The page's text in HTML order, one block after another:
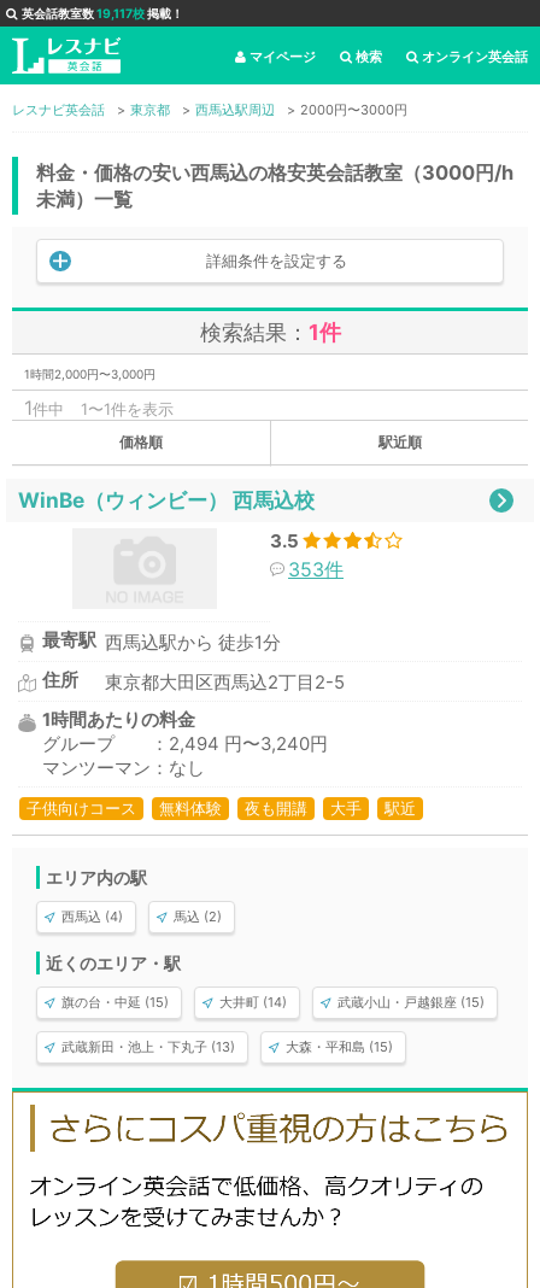
英会話教室数19,117校掲載！
オンライン英会話
検索
マイページ
レスナビ英会話 東京都 西馬込駅周辺 2000円〜3000円
料金・価格の安い西馬込の格安英会話教室（3000円/h
未満）一覧
詳細条件を設定する
検索結果： 1件
1時間2,000円〜3,000円
1件中 1〜1件を表示
価格順 駅近順
WinBe（ウィンビー） 西馬込校
3.5
353件
最寄駅 西馬込駅から 徒歩1分
住所
東京都大田区西馬込2丁目2-5
1時間あたりの料金
グループ ：2,494 円〜3,240円
マンツーマン：なし
子供向けコース 無料体験 夜も開講 大手 駅近
エリア内の駅
西馬込 (4) 馬込 (2)
近くのエリア・駅
旗の台・中延 (15) 大井町 (14) 武蔵小山・戸越銀座 (15)
武蔵新田・池上・下丸子 (13) 大森・平和島 (15)